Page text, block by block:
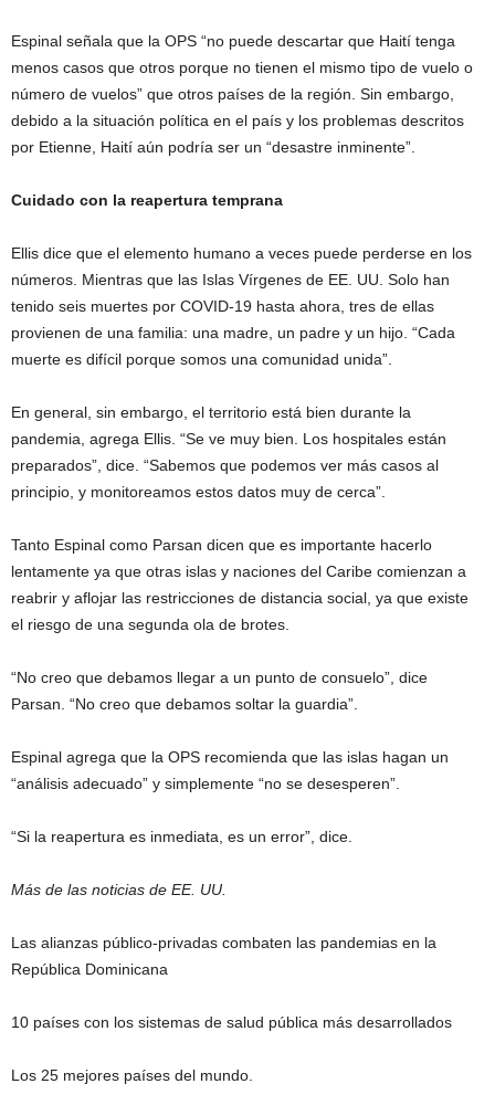
Espinal señala que la OPS “no puede descartar que Haití tenga
menos casos que otros porque no tienen el mismo tipo de vuelo o
número de vuelos” que otros países de la región. Sin embargo,
debido a la situación política en el país y los problemas descritos
por Etienne, Haití aún podría ser un “desastre inminente”.
Cuidado con la reapertura temprana
Ellis dice que el elemento humano a veces puede perderse en los
números. Mientras que las Islas Vírgenes de EE. UU. Solo han
tenido seis muertes por COVID-19 hasta ahora, tres de ellas
provienen de una familia: una madre, un padre y un hijo. “Cada
muerte es difícil porque somos una comunidad unida”.
En general, sin embargo, el territorio está bien durante la
pandemia, agrega Ellis. “Se ve muy bien. Los hospitales están
preparados”, dice. “Sabemos que podemos ver más casos al
principio, y monitoreamos estos datos muy de cerca”.
Tanto Espinal como Parsan dicen que es importante hacerlo
lentamente ya que otras islas y naciones del Caribe comienzan a
reabrir y aflojar las restricciones de distancia social, ya que existe
el riesgo de una segunda ola de brotes.
“No creo que debamos llegar a un punto de consuelo”, dice
Parsan. “No creo que debamos soltar la guardia”.
Espinal agrega que la OPS recomienda que las islas hagan un
“análisis adecuado” y simplemente “no se desesperen”.
“Si la reapertura es inmediata, es un error”, dice.
Más de las noticias de EE. UU.
Las alianzas público-privadas combaten las pandemias en la
República Dominicana
10 países con los sistemas de salud pública más desarrollados
Los 25 mejores países del mundo.